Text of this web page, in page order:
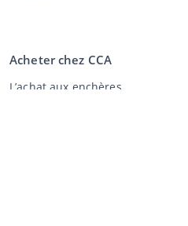
Acheter chez CCA
L’achat aux enchères